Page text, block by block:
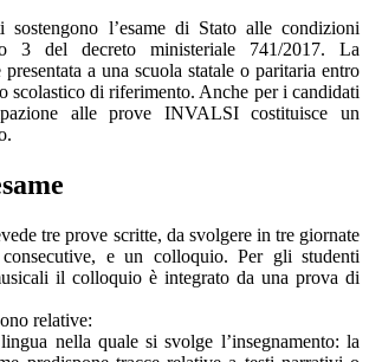
sostengono l’esame di Stato alle condizioni
3 del decreto ministeriale 741/2017. La
presentata a una scuola statale o paritaria entro
scolastico di riferimento. Anche per i candidati
alle prove INVALSI costituisce un
tre prove scritte, da svolgere in tre giornate
e un colloquio. Per gli studenti
il colloquio è integrato da una prova di
relative:
nella quale si svolge l’insegnamento: la